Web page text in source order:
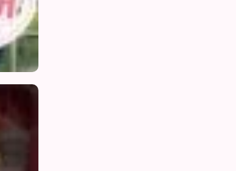
28/06/2026
28/06/2026
28/06/2026